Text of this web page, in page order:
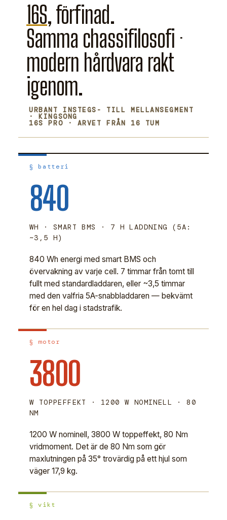
16S, förfinad.
Samma chassifilosofi ·
modern hårdvara rakt
igenom.
URBANT INSTEGS- TILL MELLANSEGMENT
· KINGSONG
16S PRO · ARVET FRÅN 16 TUM
§ batteri
840
WH · SMART BMS · 7 H LADDNING (5A:
~3,5 H)
840 Wh energi med smart BMS och
övervakning av varje cell. 7 timmar från tomt till
fullt med standardladdaren, eller ~3,5 timmar
med den valfria 5A-snabbladdaren — bekvämt
för en hel dag i stadstrafik.
§ motor
3800
W TOPPEFFEKT · 1200 W NOMINELL · 80
NM
1200 W nominell, 3800 W toppeffekt, 80 Nm
vridmoment. Det är de 80 Nm som gör
maxlutningen på 35° trovärdig på ett hjul som
väger 17,9 kg.
§ vikt